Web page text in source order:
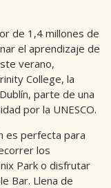
de 1,4 millones de
el aprendizaje de
verano,
College, la
parte de una
por la UNESCO.
es perfecta para
los
Park o disfrutar
Bar. Llena de